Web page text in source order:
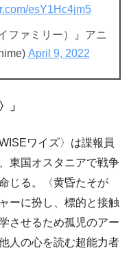
esY1Hc4jm5
ファミリー）』アニ
April 9, 2022
」
ワイズ〉は諜報員
東国オスタニアで戦争
じる。〈黄昏たそが
ーに扮し、標的と接触
させるため孤児のアー
人の心を読む超能力者